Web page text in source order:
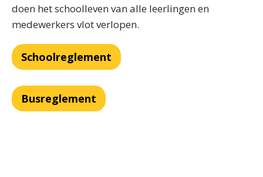
doen het schoolleven van alle leerlingen en
medewerkers vlot verlopen.
Schoolreglement
Busreglement